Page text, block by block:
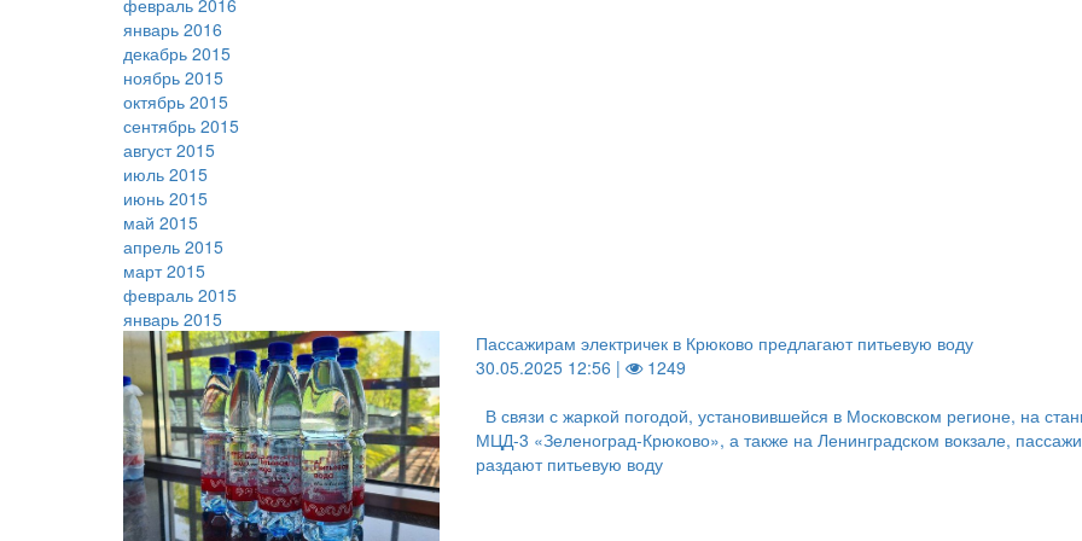
февраль 2016
январь 2016
декабрь 2015
ноябрь 2015
октябрь 2015
сентябрь 2015
август 2015
июль 2015
июнь 2015
май 2015
апрель 2015
март 2015
февраль 2015
январь 2015
Пассажирам электричек в Крюково предлагают питьевую воду
30.05.2025 12:56 |
1249
В связи с жаркой погодой, установившейся в Московском регионе, на
МЦД-3 «Зеленоград-Крюково», а также на Ленинградском вокзале,
раздают питьевую воду